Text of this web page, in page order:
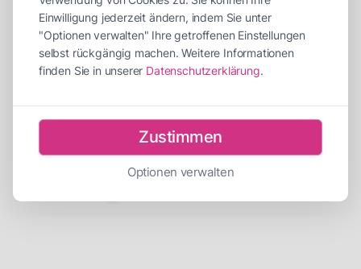
Abbauzeit 30 Minuten
Personen für Auf-/Abbau 2 Personen
Empfohlene Betreuer 1 Betreuer
Einwilligung jederzeit ändern, indem Sie unter
"Optionen verwalten" Ihre getroffenen Einstellungen
selbst rückgängig machen. Weitere Informationen
finden Sie in unserer Datenschutzerklärung.
Optionen verwalten
Zustimmen